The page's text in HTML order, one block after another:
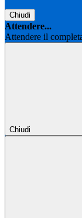
Chiudi
Attendere...
Attendere il
Chiudi